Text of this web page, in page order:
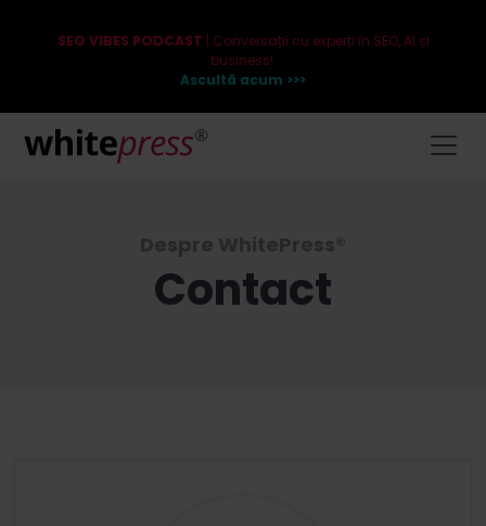
SEO VIBES PODCAST | Conversații cu experți în SEO, AI și
business!
Ascultă acum >>>
Despre WhitePress®
Contact